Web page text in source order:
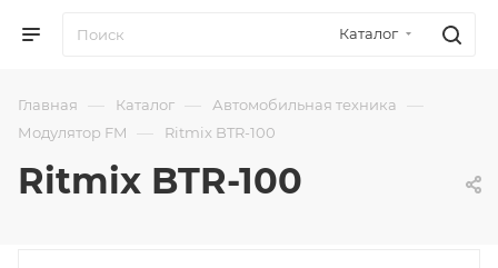
Каталог
Главная — Каталог — Автомобильная техника —
Модулятор FM — Ritmix BTR-100
Ritmix BTR-100